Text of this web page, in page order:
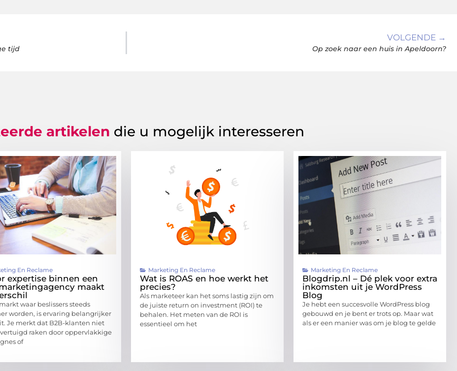
tijd
VOLGENDE →
Op zoek naar een huis in Apeldoorn?
artikelen die u mogelijk interesseren
En Reclame
expertise binnen een
maakt
waar beslissers steeds
worden, is ervaring belangrijker
Je merkt dat B2B-klanten niet
raken door oppervlakkige
of
Marketing En Reclame
Wat is ROAS en hoe werkt het
precies?
Als marketeer kan het soms lastig zijn om
de juiste return on investment (ROI) te
behalen. Het meten van de ROI is
essentieel om het
Marketing En Reclame
Blogdrip.nl – Dé plek voor extra
inkomsten uit je WordPress
Blog
Je hebt een succesvolle WordPress blog
gebouwd en je bent er trots op. Maar wat
als er een manier was om je blog te gelde